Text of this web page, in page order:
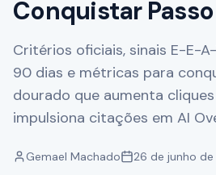
SEO Local
Planos e Investimento
Cases e Resultados
Ganhar Seguidores no Instagram
Conquistar Passo
Critérios oficiais, sinais E-E-
90 dias e métricas para
dourado que aumenta
impulsiona citações em AI
Gemael Machado 26 de junho